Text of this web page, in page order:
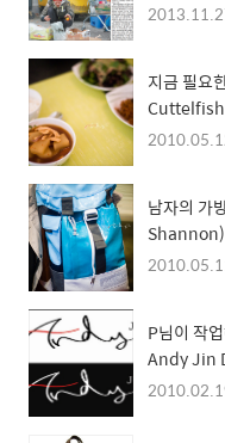
지금 필요
남자의 가방 - 1탄 (East
Shannon)
P님이 작
Andy Jin